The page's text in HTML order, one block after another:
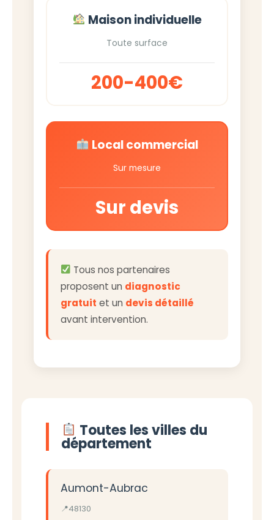
Maison individuelle
Toute surface
200-400€
Local commercial
Sur mesure
Sur devis
Tous nos partenaires
proposent un diagnostic
gratuit et un devis détaillé
avant intervention.
Toutes les villes du
département
Aumont-Aubrac
48130